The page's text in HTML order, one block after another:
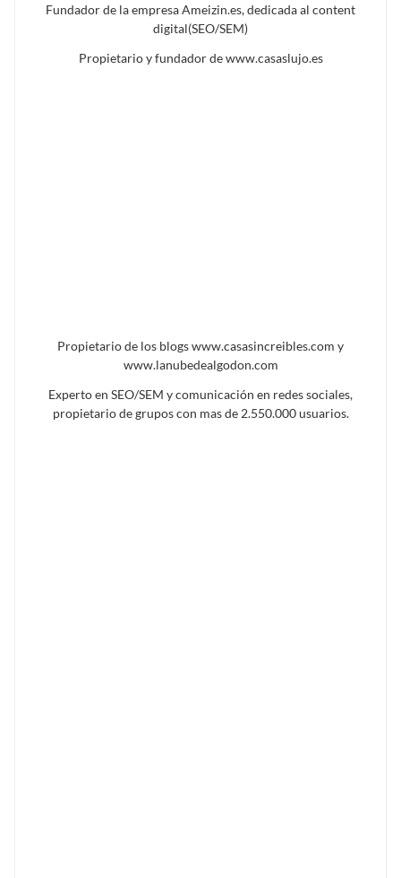
Fundador de la empresa Ameizin.es, dedicada al content
digital(SEO/SEM)
Propietario y fundador de www.casaslujo.es
Propietario de los blogs www.casasincreibles.com y
www.lanubedealgodon.com
Experto en SEO/SEM y comunicación en redes sociales,
propietario de grupos con mas de 2.550.000 usuarios.